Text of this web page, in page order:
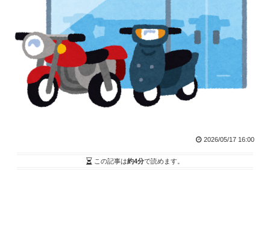
2026/05/17 16:00
この記事は約4分で読めます。